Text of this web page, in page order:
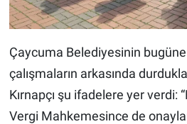
Çaycuma Belediyesinin bugüne
çalışmaların arkasında
Kırnapçı şu ifadelere yer verdi:
Vergi Mahkemesince de